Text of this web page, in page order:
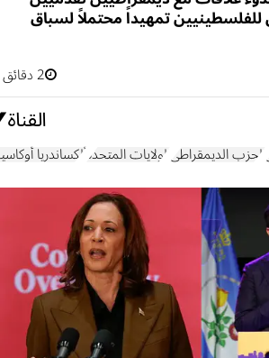
تمهيداً محتملاً لسباق
2 دقائق
الحزب الديمقراطيالولايات المتحدةألكساندريا